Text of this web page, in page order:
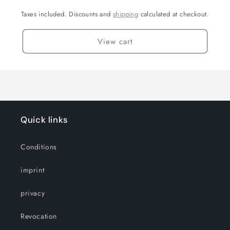
Taxes included. Discounts andshipping calculated at checkout.
View cart
Quick links
Conditions
imprint
privacy
Revocation